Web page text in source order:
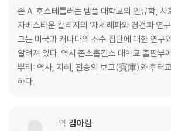
6. 자연 친화성
5장 공동체
1. 정착지의 유형 / 2. 성장과 확장 / 3. 인구의 특성
4. 리더쉽 / 5. 상호 작용의 유형
6장 농업과 생계
1. 유럽식 농경의 유산 / 2. 토양의 생산성과 관리
1. 짝 찾기 / 2. 결혼 생활 / 3. 개인적인 인간관계
존 A. 호스테틀러는 템플 대학교의 인류학, 사
자베스타운 칼리지의 ‘재세례파와 경건파 연
그는 미국과 캐나다의 소수 집단에 대한 연구
알려져 있다. 역시 존스홉킨스 대학교 출판부
뿌리: 역사, 지혜, 전승의 보고(寶庫)와 후터교
하다.
역 김아림